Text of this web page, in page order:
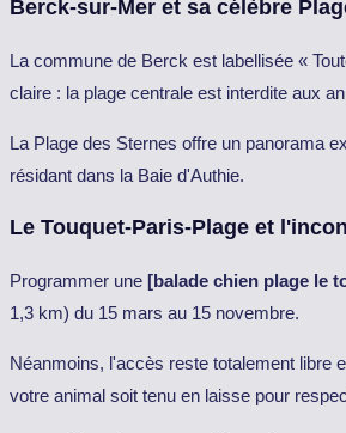
Berck-sur-Mer et sa célèbre
La commune de Berck est labellisée «
claire : la plage centrale est interdite aux
La Plage des Sternes offre un panorama
résidant dans la Baie d'Authie.
Le Touquet-Paris-Plage et
Programmer une [balade chien plage le
1,3 km) du 15 mars au 15 novembre.
Néanmoins, l'accès reste totalement libre
votre animal soit tenu en laisse pour